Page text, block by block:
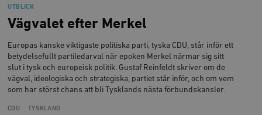
UTBLICK
Vägvalet efter Merkel
Europas kanske viktigaste politiska parti, tyska CDU, står inför ett
betydelsefullt partiledarval när epoken Merkel närmar sig sitt
slut i tysk och europeisk politik. Gustaf Reinfeldt skriver om de
vägval, ideologiska och strategiska, partiet står inför, och om vem
som har störst chans att bli Tysklands nästa förbundskansler.
CDU TYSKLAND
_hjFirstSeen
Hotjar Ltd